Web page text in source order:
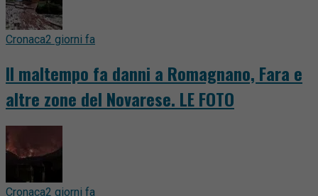
Cronaca2 giorni fa
Il maltempo fa danni a Romagnano, Fara e
altre zone del Novarese. LE FOTO
Cronaca2 giorni fa